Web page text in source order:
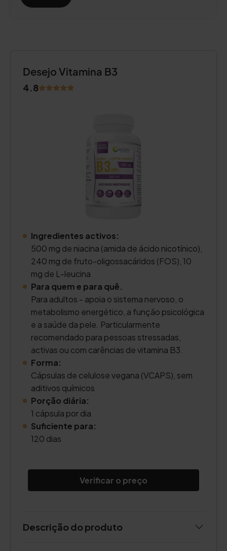
Desejo Vitamina B3
4.8
Ingredientes activos:
500 mg de niacina (amida de ácido nicotínico),
240 mg de fruto-oligossacáridos (FOS), 10
mg de L-leucina
Para quem e para quê.
Para adultos - apoia o sistema nervoso, o
metabolismo energético, a função psicológica
e a saúde da pele. Particularmente
recomendado para pessoas stressadas,
activas ou com carências de vitamina B3.
Forma:
Cápsulas de celulose vegana (VCAPS), sem
aditivos químicos
Porção diária:
1 cápsula por dia
Suficiente para:
120 dias
Verificar o preço
Descrição do produto